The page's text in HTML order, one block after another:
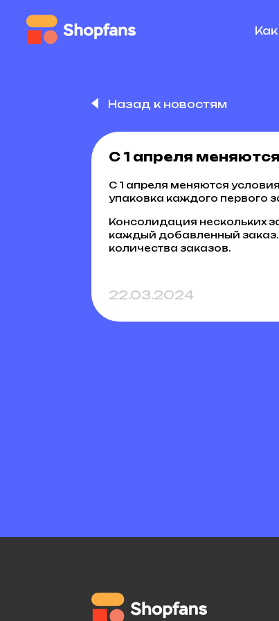
Назад к новостям
С 1 апреля
С 1 апреля меняются
упаковка каждого первого
Консолидация нескольких
каждый добавленный
количества заказов.
22.03.2024